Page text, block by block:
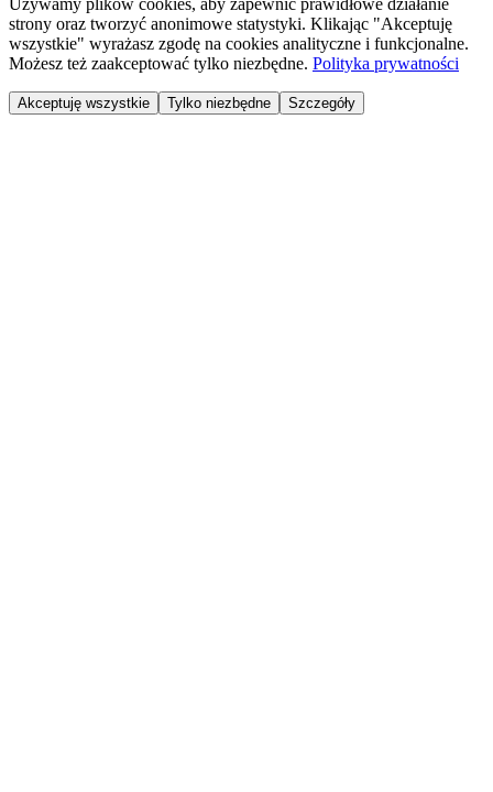
strony oraz tworzyć anonimowe statystyki. Klikając "Akceptuję
wszystkie" wyrażasz zgodę na cookies analityczne i funkcjonalne.
Możesz też zaakceptować tylko niezbędne. Polityka prywatności
Akceptuję wszystkie Tylko niezbędne Szczegóły